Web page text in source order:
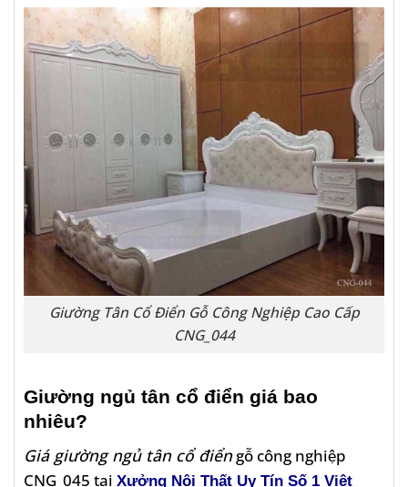
Giường Tân Cổ Điển Gỗ Công Nghiệp Cao Cấp
CNG_044
Giường ngủ tân cổ điển giá bao
nhiêu?
Giá giường ngủ tân cổ điểngỗ công nghiệp
CNG_045 tại Xưởng Nội Thất Uy Tín Số 1 Việt